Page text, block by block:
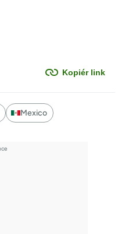
Kopiér link
Mexico